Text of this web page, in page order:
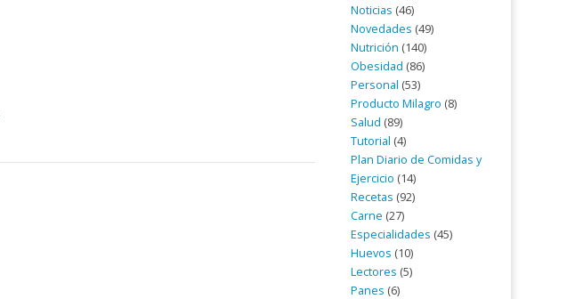
Noticias (46)
Novedades (49)
Nutrición (140)
Obesidad (86)
Personal (53)
Producto Milagro (8)
Salud (89)
Tutorial (4)
Plan Diario de Comidas y
Ejercicio (14)
Recetas (92)
Carne (27)
Especialidades (45)
Huevos (10)
Lectores (5)
Panes (6)